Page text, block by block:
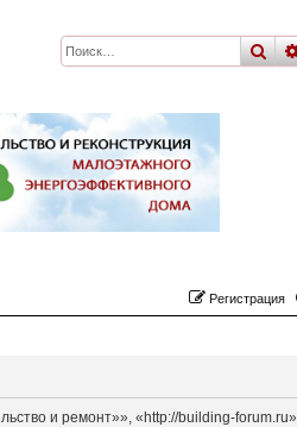
Регистрация
и ремонт»», «http://building-